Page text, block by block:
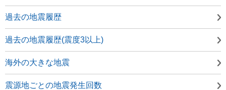
過去の地震履歴
過去の地震履歴(震度3以上)
海外の大きな地震
震源地ごとの地震発生回数